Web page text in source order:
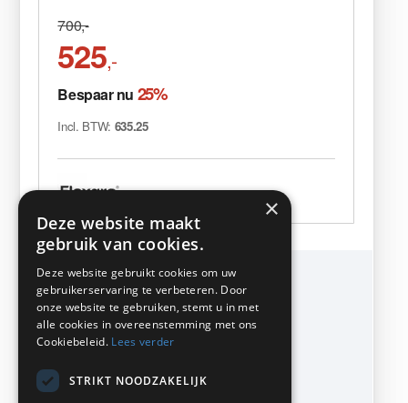
700,-
525,-
Bespaar nu 25%
Incl. BTW: 635.25
KMP Kantoormeubilair
Airport Business Park
Frankfurtstraat 29-31
1175 RH Lijnden
info@kmpkantoormeubilair.nl
×
Deze website maakt
gebruik van cookies.
Deze website gebruikt cookies om uw
gebruikerservaring te verbeteren. Door
onze website te gebruiken, stemt u in met
alle cookies in overeenstemming met ons
Cookiebeleid. Lees verder
STRIKT NOODZAKELIJK